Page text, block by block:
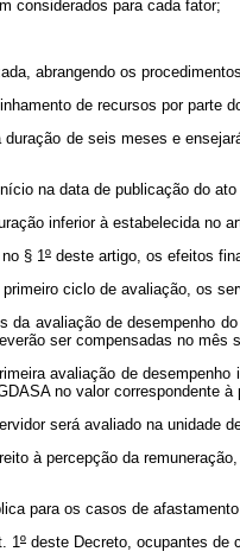
para cada fator;
abrangendo os
de recursos por parte
de seis meses e
na data de publicação do ato
inferior à estabelecida no
§ 1º deste artigo, os efeitos
ciclo de avaliação, os
avaliação de desempenho
ser compensadas no mês
avaliação de desempenho
no valor correspondente
será avaliado na unidade
percepção da remuneração,
para os casos de
1º deste Decreto, ocupantes de